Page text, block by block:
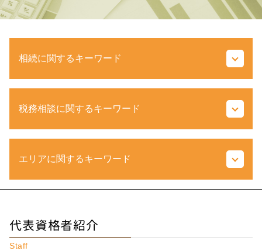
相続に関するキーワード
遺留分 計算
ゴルフ会員権 相続
相続放棄 とは
現物分割 とは
配偶者居住権 評価
換価分割 とは
税務相談に関するキーワード
青色 申告 決算書 書き方
納税 期間
法人税 とは
エリアに関するキーワード
税務相談 埼玉県 税理士
相続税 府中市 税理士
代表資格者紹介
Staff